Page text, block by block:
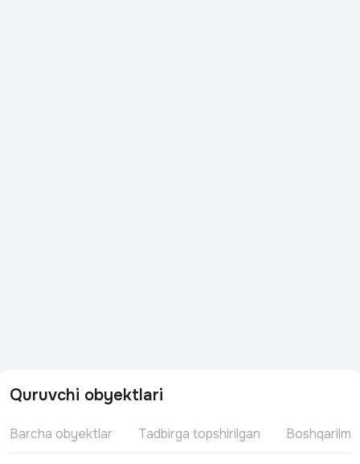
Quruvchi obyektlari
Barcha obyektlar Tadbirga topshirilgan